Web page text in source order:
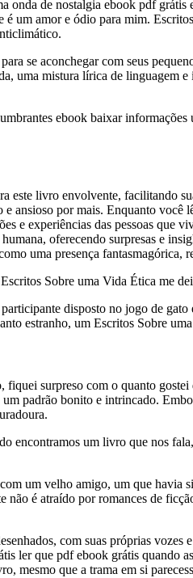
onda de nostalgia ebook pdf
um amor e ódio para mim.
se aconchegar com seus
uma mistura lírica de linguagem
ebook baixar
este livro envolvente, facilitando
ansioso por mais. Enquanto
e experiências das pessoas
oferecendo surpresas e
uma presença fantasmagórica,
Sobre uma Vida Ética me
disposto no jogo de
estranho, um Escritos Sobre
surpreso com o quanto
padrão bonito e intrincado.
encontramos um livro que nos
um velho amigo, um que
não é atraído por romances de
com suas próprias
ler que pdf ebook grátis quando
mesmo que a trama em si